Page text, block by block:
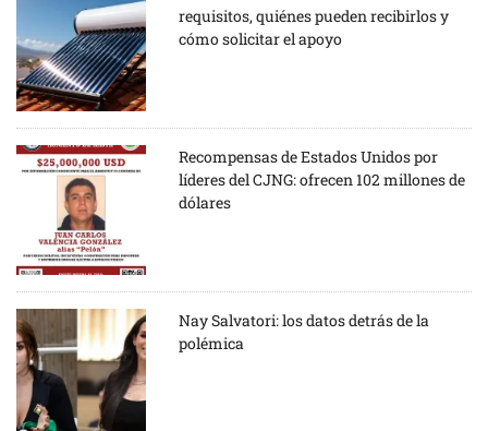
requisitos, quiénes pueden recibirlos y
cómo solicitar el apoyo
Recompensas de Estados Unidos por
líderes del CJNG: ofrecen 102 millones de
dólares
Nay Salvatori: los datos detrás de la
polémica